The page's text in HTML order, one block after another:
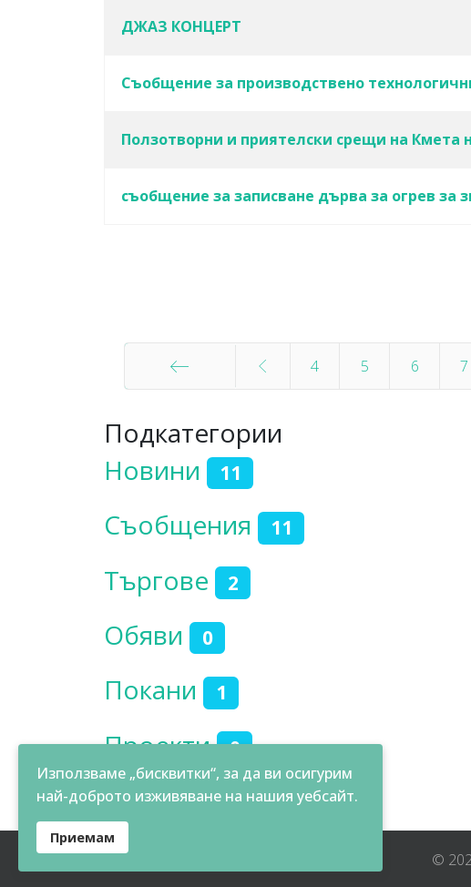
ДЖАЗ КОНЦЕРТ
Съобщение за производствено
Ползотворни и приятелски срещи на
съобщение за записване дърва за огрев за
4 5 6 7
Подкатегории
Новини
11
Съобщения 11
Търгове 2
Обяви 0
Покани 1
Проекти 0
©
Използваме „бисквитки“, за да ви осигурим
най-доброто изживяване на нашия уебсайт.
Приемам